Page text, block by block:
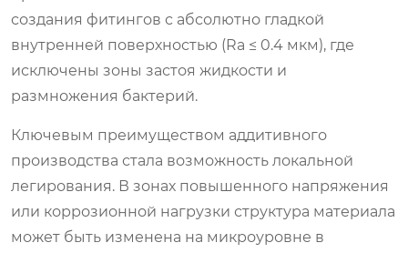
создания фитингов с абсолютно гладкой
внутренней поверхностью (Ra ≤ 0.4 мкм), где
исключены зоны застоя жидкости и
размножения бактерий.
Ключевым преимуществом аддитивного
производства стала возможность локальной
легирования. В зонах повышенного напряжения
или коррозионной нагрузки структура материала
может быть изменена на микроуровне в